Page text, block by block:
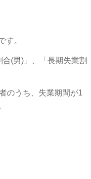
す。
合(男)」、「長期失業割
のうち、失業期間が1